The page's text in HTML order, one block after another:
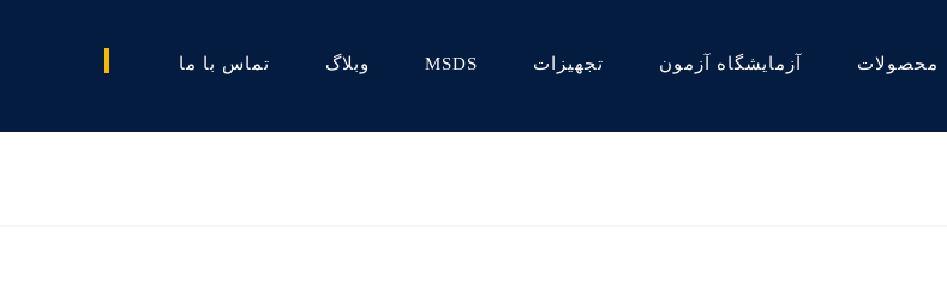
محصولات آزمایشگاه آزمون تجهیزات MSDS وبلاگ تماس با ما